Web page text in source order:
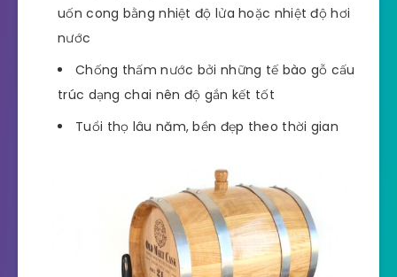
uốn cong bằng nhiệt độ lửa hoặc nhiệt độ hơi
nước
Chống thấm nước bởi những tế bào gỗ cấu
trúc dạng chai nên độ gắn kết tốt
Tuổi thọ lâu năm, bền đẹp theo thời gian